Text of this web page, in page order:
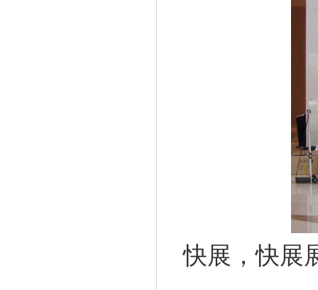
快展，快展